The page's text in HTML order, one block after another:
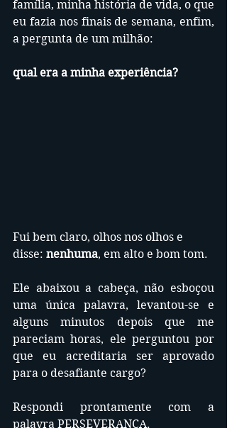
família, minha história de vida, o que
eu fazia nos finais de semana, enfim,
a pergunta de um milhão:
qual era a minha experiência?
Fui bem claro, olhos nos olhos e
disse: nenhuma, em alto e bom tom.
Ele abaixou a cabeça, não esboçou
uma única palavra, levantou-se e
alguns minutos depois que me
pareciam horas, ele perguntou por
que eu acreditaria ser aprovado
para o desafiante cargo?
Respondi prontamente com a
palavra PERSEVERANÇA.